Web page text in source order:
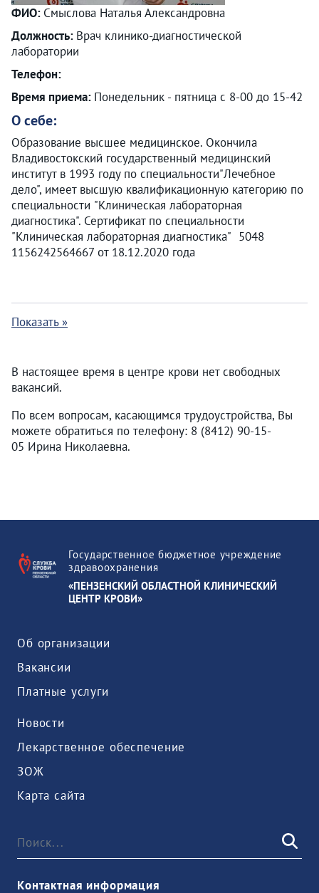
ФИО: Смыслова Наталья Александровна
Должность: Врач клинико-диагностической
лаборатории
Телефон:
Время приема: Понедельник - пятница с 8-00 до 15-42
О себе:
Образование высшее медицинское. Окончила
Владивостокский государственный медицинский
институт в 1993 году по специальности"Лечебное
дело", имеет высшую квалификационную категорию по
специальности "Клиническая лабораторная
диагностика". Сертификат по специальности
"Клиническая лабораторная диагностика" 5048
1156242564667 от 18.12.2020 года
Показать »
В настоящее время в центре крови нет свободных
вакансий.
По всем вопросам, касающимся трудоустройства, Вы
можете обратиться по телефону: 8 (8412) 90-15-
05 Ирина Николаевна.
Государственное бюджетное учреждение
здравоохранения
«ПЕНЗЕНСКИЙ ОБЛАСТНОЙ КЛИНИЧЕСКИЙ
ЦЕНТР КРОВИ»
Об организации
Вакансии
Платные услуги
Новости
Лекарственное обеспечение
ЗОЖ
Карта сайта
Контактная информация